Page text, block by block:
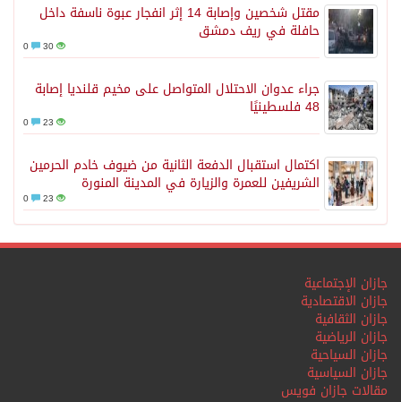
مقتل شخصين وإصابة 14 إثر انفجار عبوة ناسفة داخل
حافلة في ريف دمشق
30
جراء عدوان الاحتلال المتواصل على مخيم قلنديا إصابة
48 فلسطينيًا
23
اكتمال استقبال الدفعة الثانية من ضيوف خادم الحرمين
الشريفين للعمرة والزيارة في المدينة المنورة
23
جازان الإجتماعية
جازان الاقتصادية
جازان الثقافية
جازان الرياضية
جازان السياحية
جازان السياسية
مقالات جازان فويس